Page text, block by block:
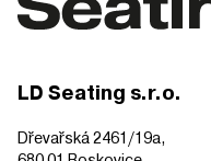
LD Seating s.r.o.
Dřevařská 2461/19a,